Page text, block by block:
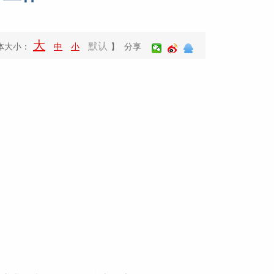
大小： 大 中 小 默认 】 分享